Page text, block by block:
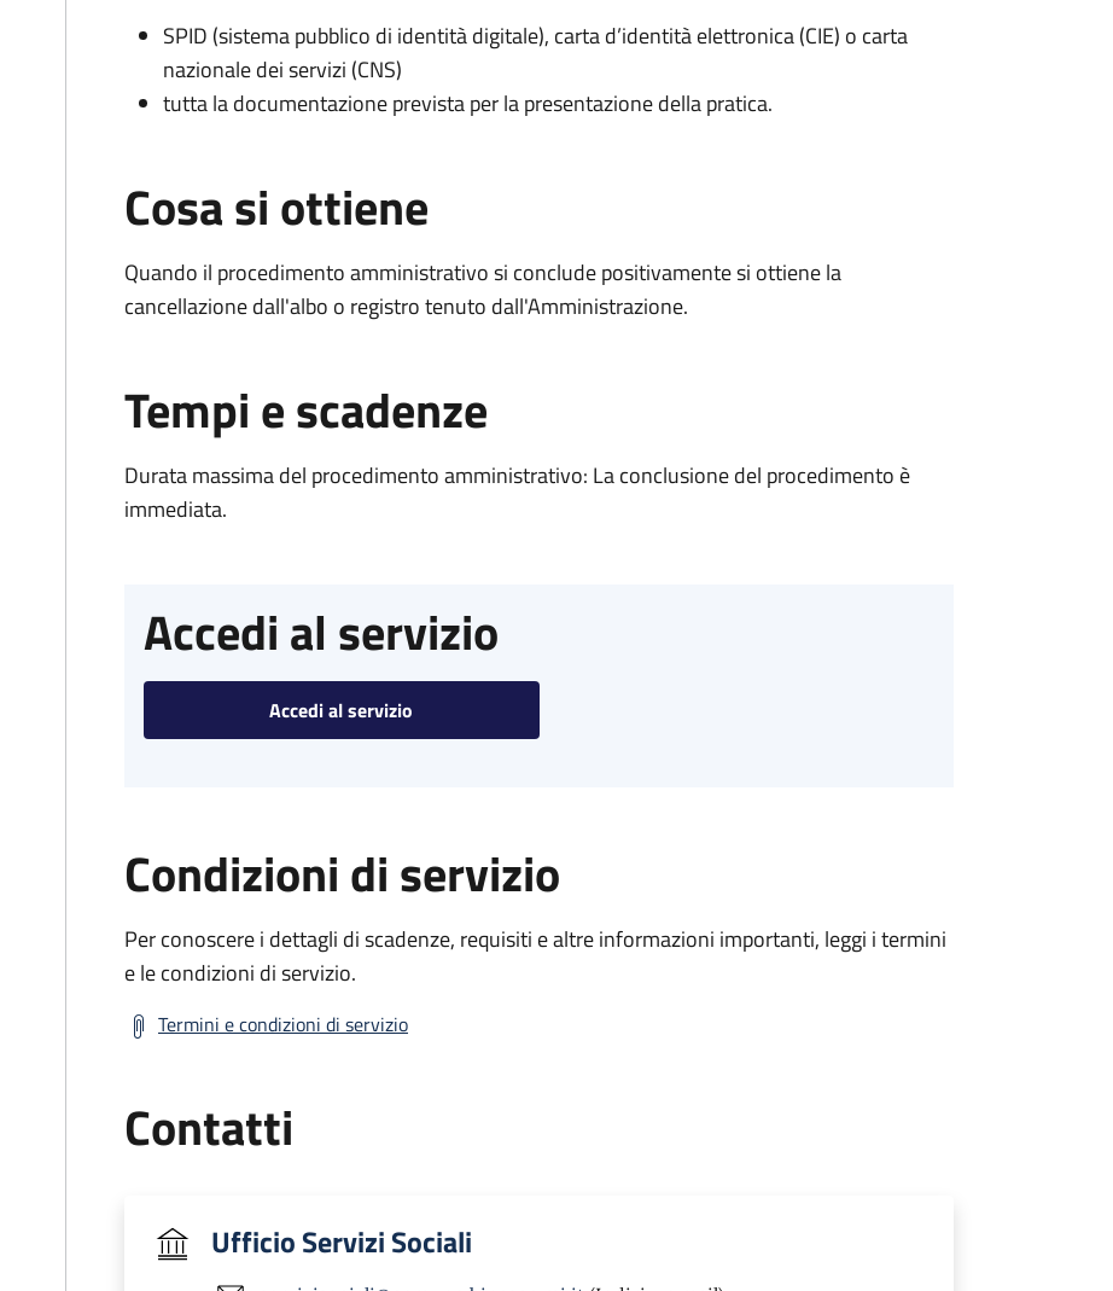
SPID (sistema pubblico di identità digitale), carta d’identità elettronica (CIE) o carta
nazionale dei servizi (CNS)
tutta la documentazione prevista per la presentazione della pratica.
Cosa si ottiene
Quando il procedimento amministrativo si conclude positivamente si ottiene la
cancellazione dall'albo o registro tenuto dall'Amministrazione.
Tempi e scadenze
Durata massima del procedimento amministrativo: La conclusione del procedimento è
immediata.
Accedi al servizio
Accedi al servizio
Condizioni di servizio
Per conoscere i dettagli di scadenze, requisiti e altre informazioni importanti, leggi i termini
e le condizioni di servizio.
Termini e condizioni di servizio
Contatti
Ufficio Servizi Sociali